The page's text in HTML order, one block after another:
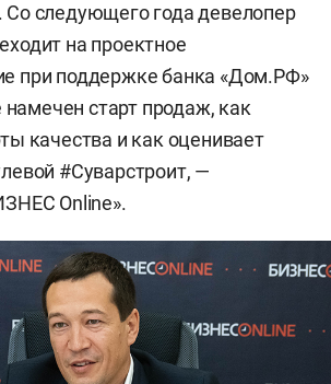
следующего года девелопер
на проектное
при поддержке банка «Дом.РФ»
старт продаж, как
качества и как оценивает
#Суварстроит, —
Online».